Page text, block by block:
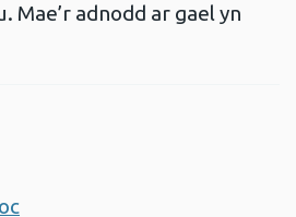
adnodd ar gael yn